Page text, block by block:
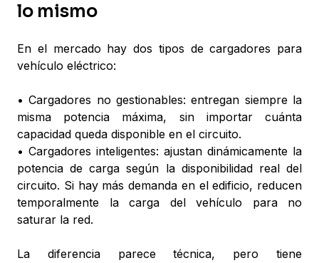
lo mismo
En el mercado hay dos tipos de cargadores para
vehículo eléctrico:
• Cargadores no gestionables: entregan siempre la
misma potencia máxima, sin importar cuánta
capacidad queda disponible en el circuito.
• Cargadores inteligentes: ajustan dinámicamente la
potencia de carga según la disponibilidad real del
circuito. Si hay más demanda en el edificio, reducen
temporalmente la carga del vehículo para no
saturar la red.
La diferencia parece técnica, pero tiene